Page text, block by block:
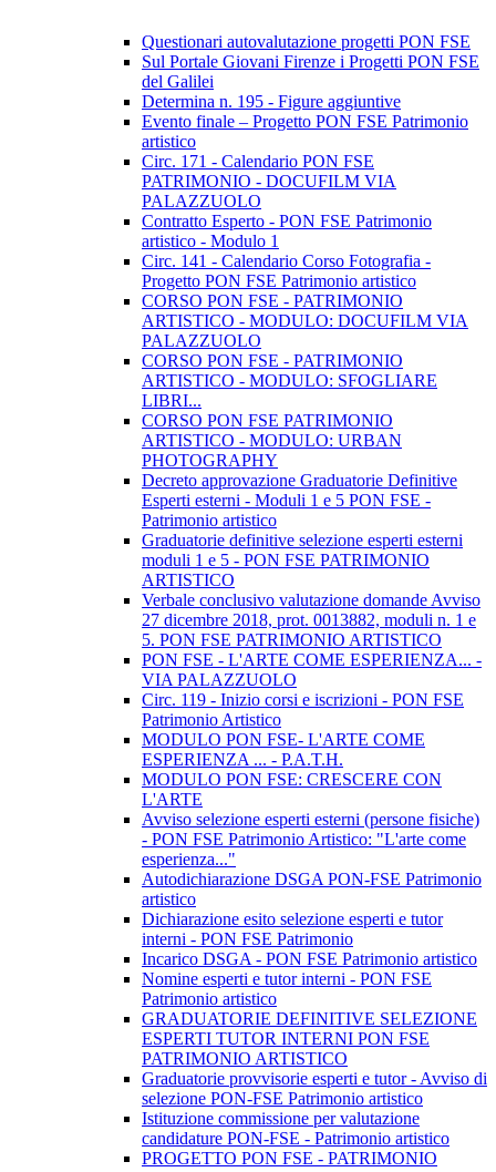
Questionari autovalutazione progetti PON FSE
Sul Portale Giovani Firenze i Progetti PON FSE
del Galilei
Determina n. 195 - Figure aggiuntive
Evento finale – Progetto PON FSE Patrimonio
artistico
Circ. 171 - Calendario PON FSE
PATRIMONIO - DOCUFILM VIA
PALAZZUOLO
Contratto Esperto - PON FSE Patrimonio
artistico - Modulo 1
Circ. 141 - Calendario Corso Fotografia -
Progetto PON FSE Patrimonio artistico
CORSO PON FSE - PATRIMONIO
ARTISTICO - MODULO: DOCUFILM VIA
PALAZZUOLO
CORSO PON FSE - PATRIMONIO
ARTISTICO - MODULO: SFOGLIARE
LIBRI...
CORSO PON FSE PATRIMONIO
ARTISTICO - MODULO: URBAN
PHOTOGRAPHY
Decreto approvazione Graduatorie Definitive
Esperti esterni - Moduli 1 e 5 PON FSE -
Patrimonio artistico
Graduatorie definitive selezione esperti esterni
moduli 1 e 5 - PON FSE PATRIMONIO
ARTISTICO
Verbale conclusivo valutazione domande Avviso
27 dicembre 2018, prot. 0013882, moduli n. 1 e
5. PON FSE PATRIMONIO ARTISTICO
PON FSE - L'ARTE COME ESPERIENZA... -
VIA PALAZZUOLO
Circ. 119 - Inizio corsi e iscrizioni - PON FSE
Patrimonio Artistico
MODULO PON FSE- L'ARTE COME
ESPERIENZA ... - P.A.T.H.
MODULO PON FSE: CRESCERE CON
L'ARTE
Avviso selezione esperti esterni (persone fisiche)
- PON FSE Patrimonio Artistico: "L'arte come
esperienza..."
Autodichiarazione DSGA PON-FSE Patrimonio
artistico
Dichiarazione esito selezione esperti e tutor
interni - PON FSE Patrimonio
Incarico DSGA - PON FSE Patrimonio artistico
Nomine esperti e tutor interni - PON FSE
Patrimonio artistico
GRADUATORIE DEFINITIVE SELEZIONE
ESPERTI TUTOR INTERNI PON FSE
PATRIMONIO ARTISTICO
Graduatorie provvisorie esperti e tutor - Avviso di
selezione PON-FSE Patrimonio artistico
Istituzione commissione per valutazione
candidature PON-FSE - Patrimonio artistico
PROGETTO PON FSE - PATRIMONIO